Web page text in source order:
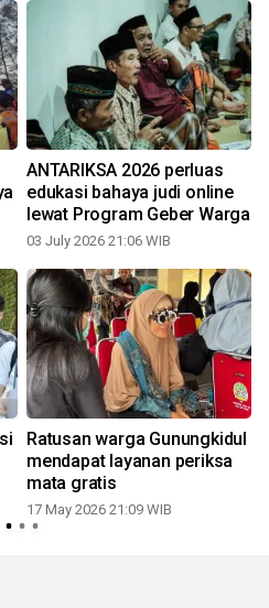
ANTARIKSA 2026 perluas
edukasi bahaya judi online
lewat Program Geber Warga
03 July 2026 21:06 WIB
Ratusan warga Gunungkidul
mendapat layanan periksa
mata gratis
17 May 2026 21:09 WIB